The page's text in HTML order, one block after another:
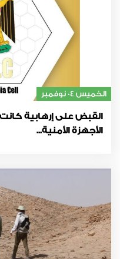
الخميس 04 نوفمبر
القبض على إرهابية
الأجهزة الأمنية...